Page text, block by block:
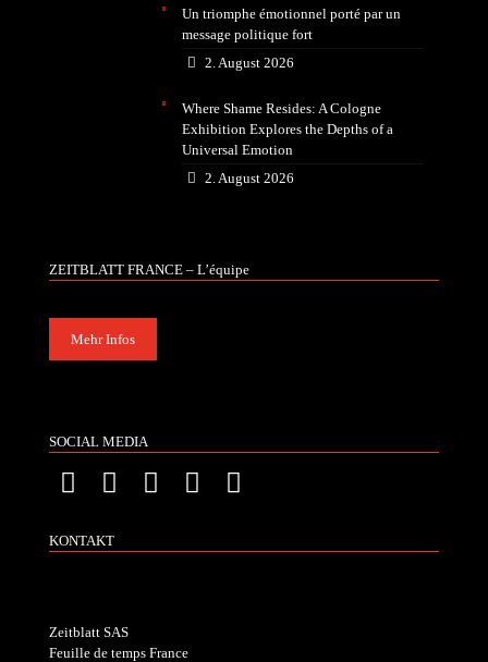
Un triomphe émotionnel porté par un
message politique fort
2. August 2026
Where Shame Resides: A Cologne
Exhibition Explores the Depths of a
Universal Emotion
2. August 2026
ZEITBLATT FRANCE – L’équipe
Mehr Infos
SOCIAL MEDIA
KONTAKT
Zeitblatt SAS
Feuille de temps France